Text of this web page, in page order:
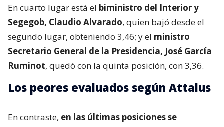
En cuarto lugar está el biministro del Interior y
Segegob, Claudio Alvarado, quien bajó desde el
segundo lugar, obteniendo 3,46; y el ministro
Secretario General de la Presidencia, José García
Ruminot, quedó con la quinta posición, con 3,36.
Los peores evaluados según Attalus
En contraste, en las últimas posiciones se